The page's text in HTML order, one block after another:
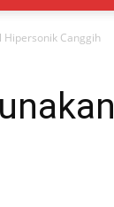
Hipersonik Canggih